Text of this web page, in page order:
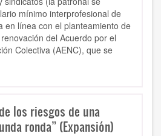
mínimo interprofesional de
en línea con el planteamiento de
del Acuerdo por el
Colectiva (AENC), que se
los riesgos de una
ronda” (Expansión)